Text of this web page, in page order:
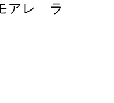
アレ ラ